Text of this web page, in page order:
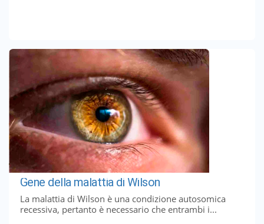
Gene della malattia di Wilson
La malattia di Wilson è una condizione autosomica
recessiva, pertanto è necessario che entrambi i...